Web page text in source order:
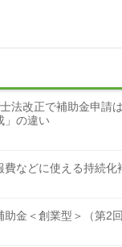
法改正で補助金申請
」の違い
費などに使える持続化
助金＜創業型＞（第2